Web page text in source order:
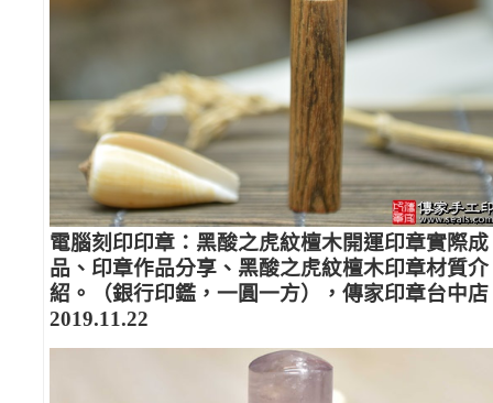
電腦刻印印章：黑酸之虎紋檀木開運印章實際成
品、印章作品分享、黑酸之虎紋檀木印章材質介
紹。（銀行印鑑，一圓一方），傳家印章台中店
2019.11.22